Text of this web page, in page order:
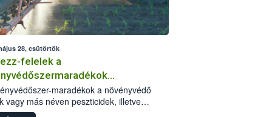
28, csütörtök
felelek a
kockázatáról
maradékok a növényvédő
vagy más néven peszticidek, illetve
kis mennyiségei, melyek a